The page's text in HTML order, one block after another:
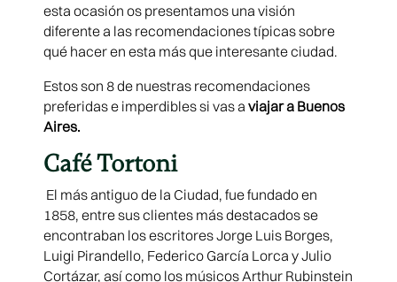
esta ocasión os presentamos una visión
diferente a las recomendaciones típicas sobre
qué hacer en esta más que interesante ciudad.
Estos son 8 de nuestras recomendaciones
preferidas e imperdibles si vas a viajar a Buenos
Aires.
Café Tortoni
El más antiguo de la Ciudad, fue fundado en
1858, entre sus clientes más destacados se
encontraban los escritores Jorge Luis Borges,
Luigi Pirandello, Federico García Lorca y Julio
Cortázar, así como los músicos Arthur Rubinstein